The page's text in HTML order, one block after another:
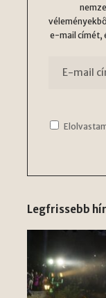
e-mail címét,
Legfrissebb